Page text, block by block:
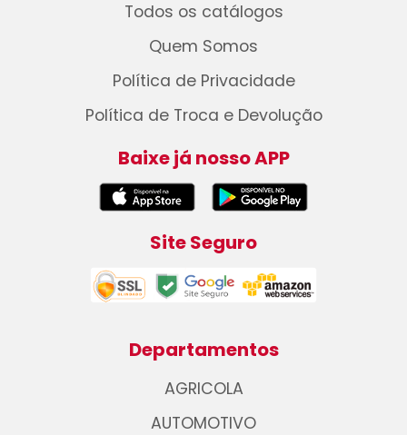
Todos os catálogos
Quem Somos
Política de Privacidade
Política de Troca e Devolução
Baixe já nosso APP
Site Seguro
Departamentos
AGRICOLA
AUTOMOTIVO